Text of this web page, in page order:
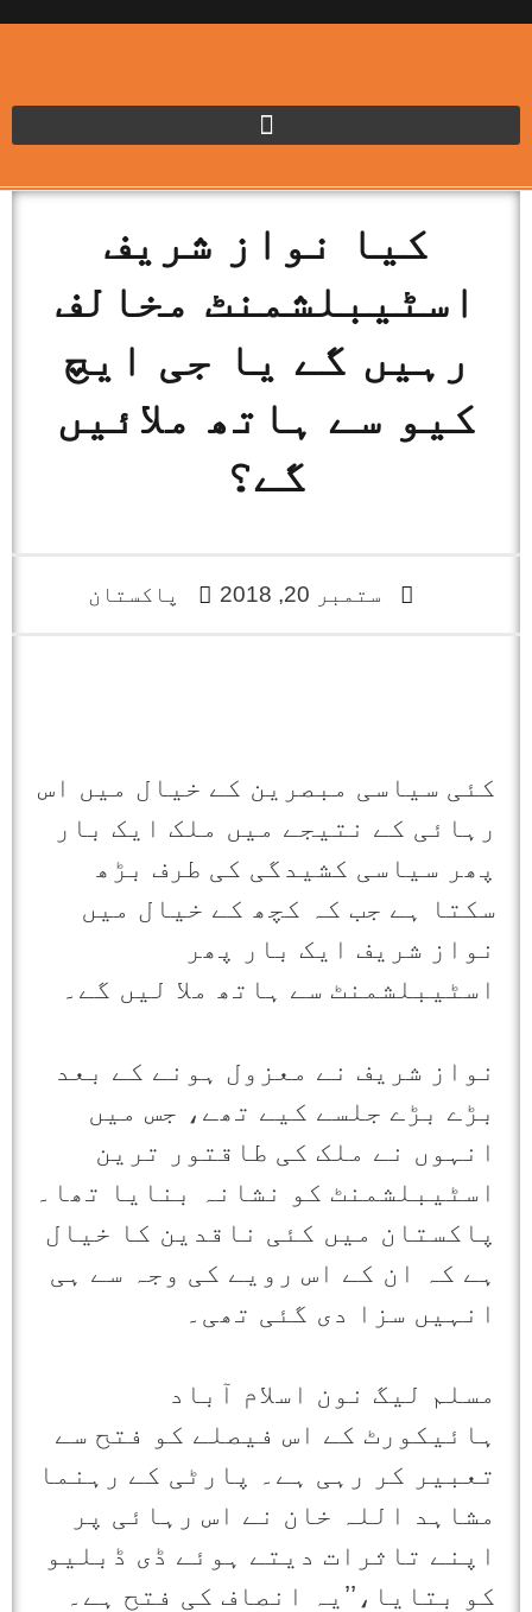
کیا نواز شریف
اسٹیبلشمنٹ مخالف
رہیں گے یا جی ایچ
کیو سے ہاتھ ملائیں
گے؟
ستمبر 20, 2018 پاکستان
کئی سیاسی مبصرین کے خیال میں اس
رہائی کے نتیجے میں ملک ایک بار
پھر سیاسی کشیدگی کی طرف بڑھ
سکتا ہے جب کہ کچھ کے خیال میں
نواز شریف ایک بار پھر
اسٹیبلشمنٹ سے ہاتھ ملا لیں گے۔
نواز شریف نے معزول ہونے کے بعد
بڑے بڑے جلسے کیے تھے، جس میں
انہوں نے ملک کی طاقتور ترین
اسٹیبلشمنٹ کو نشانہ بنایا تھا۔
پاکستان میں کئی ناقدین کا خیال
ہے کہ ان کے اس رویے کی وجہ سے ہی
انہیں سزا دی گئی تھی۔
مسلم لیگ نون اسلام آباد
ہائیکورٹ کے اس فیصلے کو فتح سے
تعبیر کر رہی ہے۔ پارٹی کے رہنما
مشاہد اللہ خان نے اس رہائی پر
اپنے تاثرات دیتے ہوئے ڈی ڈبلیو
کو بتایا،’’یہ انصاف کی فتح ہے۔